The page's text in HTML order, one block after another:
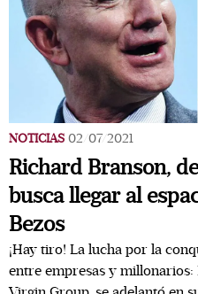
NOTICIAS 02/07/2021
Richard Branson,
busca llegar al
Bezos
¡Hay tiro! La lucha por la
entre empresas y